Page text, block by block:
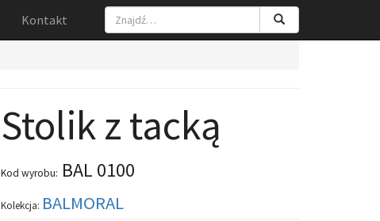
Kontakt
Stolik z tacką
Kod wyrobu: BAL 0100
Kolekcja: BALMORAL